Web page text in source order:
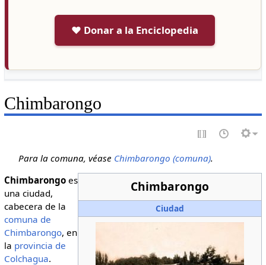
❤️ Donar a la Enciclopedia
Chimbarongo
Para la comuna, véase Chimbarongo (comuna).
Chimbarongo
Ciudad
Chimbarongoes
una ciudad,
cabecera de la
comuna de
Chimbarongo, en
la provincia de
Colchagua.